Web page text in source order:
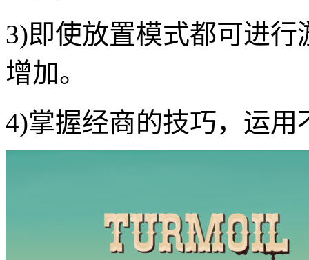
3)即使放置模式都可进
增加。
4)掌握经商的技巧，运